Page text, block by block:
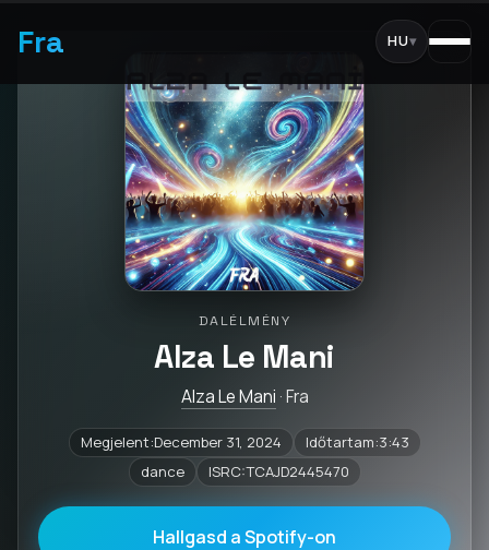
Fra HU▾
DALÉLMÉNY
Alza Le Mani
Alza Le Mani · Fra
Megjelent:December 31, 2024
Időtartam:3:43
dance
ISRC:TCAJD2445470
Hallgasd a Spotify-on